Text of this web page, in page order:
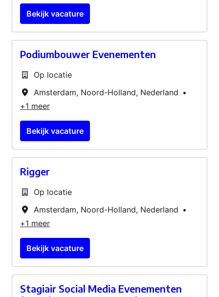
Bekijk vacature
Podiumbouwer Evenementen
Op locatie
Amsterdam, Noord-Holland, Nederland •
+1 meer
Bekijk vacature
Rigger
Op locatie
Amsterdam, Noord-Holland, Nederland •
+1 meer
Bekijk vacature
Stagiair Social Media Evenementen